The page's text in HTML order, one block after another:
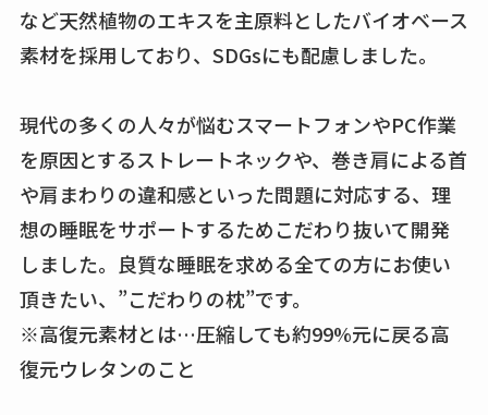
など天然植物のエキスを主原料としたバイオベース
素材を採用しており、SDGsにも配慮しました。
現代の多くの人々が悩むスマートフォンやPC作業
を原因とするストレートネックや、巻き肩による首
や肩まわりの違和感といった問題に対応する、理
想の睡眠をサポートするためこだわり抜いて開発
しました。良質な睡眠を求める全ての方にお使い
頂きたい、”こだわりの枕”です。
※高復元素材とは…圧縮しても約99%元に戻る高
復元ウレタンのこと